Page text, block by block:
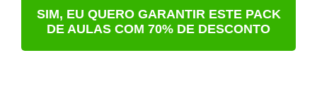
SIM, EU QUERO GARANTIR ESTE PACK
DE AULAS COM 70% DE DESCONTO